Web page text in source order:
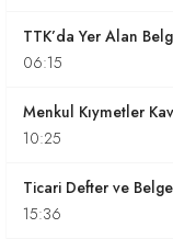
TTK’da Yer Alan
06:15
Menkul Kıymetler
10:25
Ticari Defter ve
15:36